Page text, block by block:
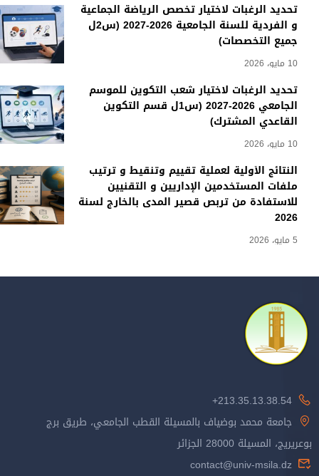
تحديد الرغبات لاختيار تخصص الرياضة الجماعية
و الفردية للسنة الجامعية 2026-2027 (س2ل
جميع التخصصات)
10 مايو، 2026
تحديد الرغبات لاختيار شعب التكوين للموسم
الجامعي 2026-2027 (س1ل قسم التكوين
القاعدي المشترك)
10 مايو، 2026
النتائج الأولية لعملية تقييم وتنقيط و ترتيب
ملفات المستخدمين الإداريين و التقنيين
للاستفادة من تربص قصير المدى بالخارج لسنة
2026
5 مايو، 2026
213.35.13.38.54+
جامعة محمد بوضياف بالمسيلة القطب الجامعي، طريق برج
بوعريريج، المسيلة 28000 الجزائر
contact@univ-msila.dz